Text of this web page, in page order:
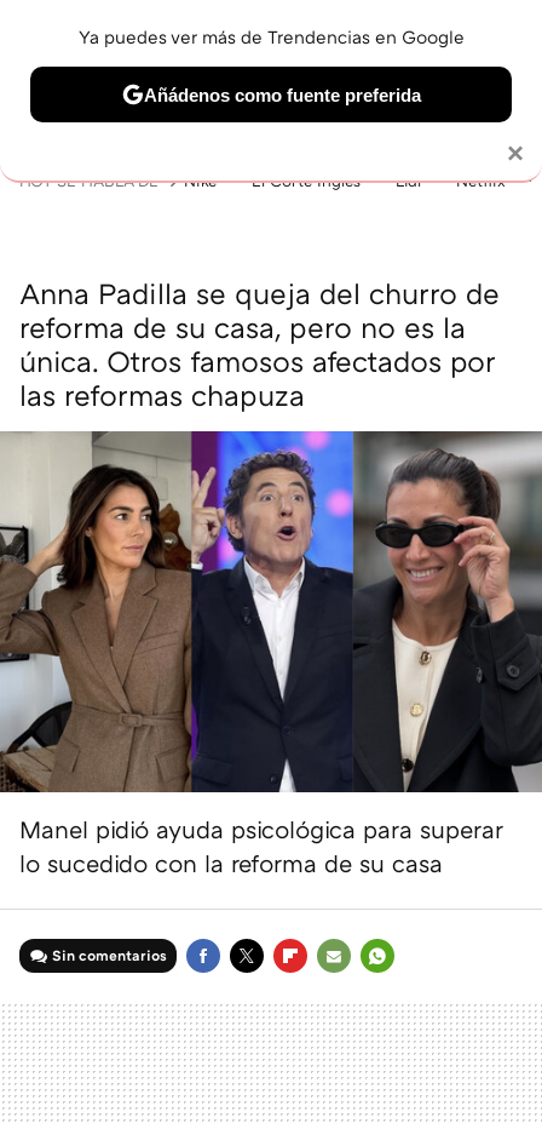
BELLEZA SHOPPING VIAJES GASTRO SNEAKERS
HOY SE HABLA DE Nike El Corte Inglés Lidl Netflix
Anna Padilla se queja del churro de
reforma de su casa, pero no es la
única. Otros famosos afectados por
las reformas chapuza
Manel pidió ayuda psicológica para superar
lo sucedido con la reforma de su casa
Sin comentarios
MAIL
×
Ya puedes ver más de Trendencias en Google
Añádenos como fuente preferida